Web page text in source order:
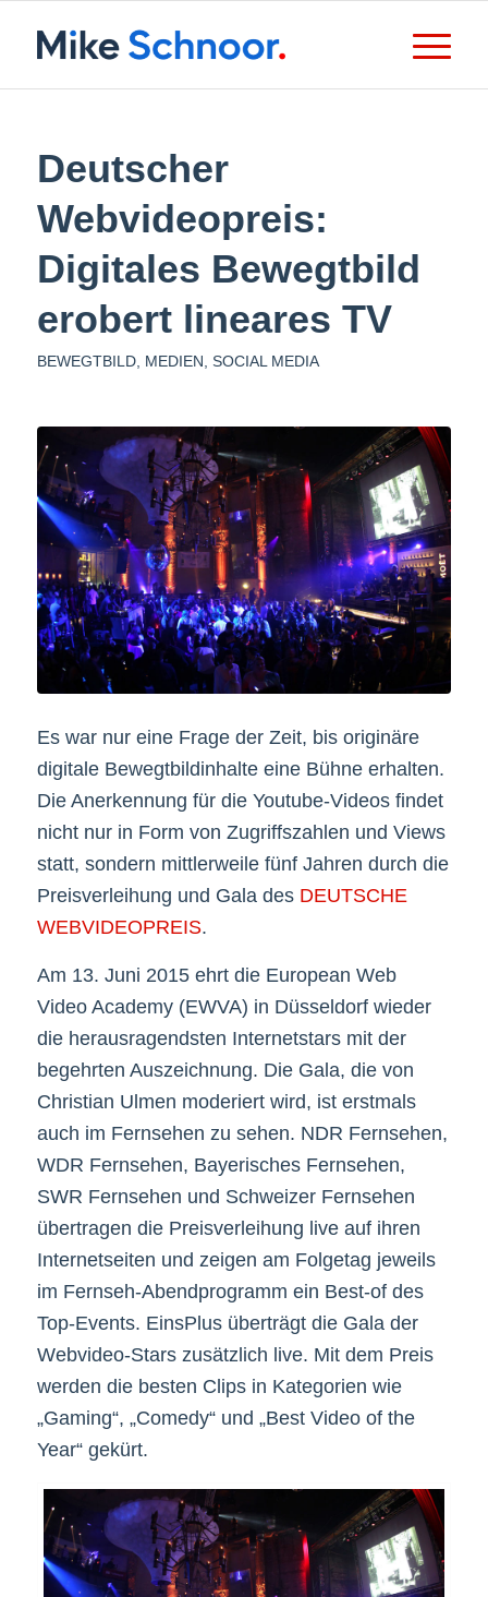
Deutscher
Webvideopreis:
Digitales Bewegtbild
erobert lineares TV
BEWEGTBILD, MEDIEN SOCIAL MEDIA
Es war nur eine Frage der Zeit, bis originäre
digitale Bewegtbildinhalte eine Bühne erhalten.
Die Anerkennung für die Youtube-Videos findet
nicht nur in Form von Zugriffszahlen und Views
statt, sondern mittlerweile fünf Jahren durch die
Preisverleihung und Gala des DEUTSCHE
WEBVIDEOPREIS.
Am 13. Juni 2015 ehrt die European Web
Video Academy (EWVA) in Düsseldorf wieder
die herausragendsten Internetstars mit der
begehrten Auszeichnung. Die Gala, die von
Christian Ulmen moderiert wird, ist erstmals
auch im Fernsehen zu sehen. NDR Fernsehen,
WDR Fernsehen, Bayerisches Fernsehen,
SWR Fernsehen und Schweizer Fernsehen
übertragen die Preisverleihung live auf ihren
Internetseiten und zeigen am Folgetag jeweils
im Fernseh-Abendprogramm ein Best-of des
Top-Events. EinsPlus überträgt die Gala der
Webvideo-Stars zusätzlich live. Mit dem Preis
werden die besten Clips in Kategorien wie
„Gaming“, „Comedy“ und „Best Video of the
Year“ gekürt.